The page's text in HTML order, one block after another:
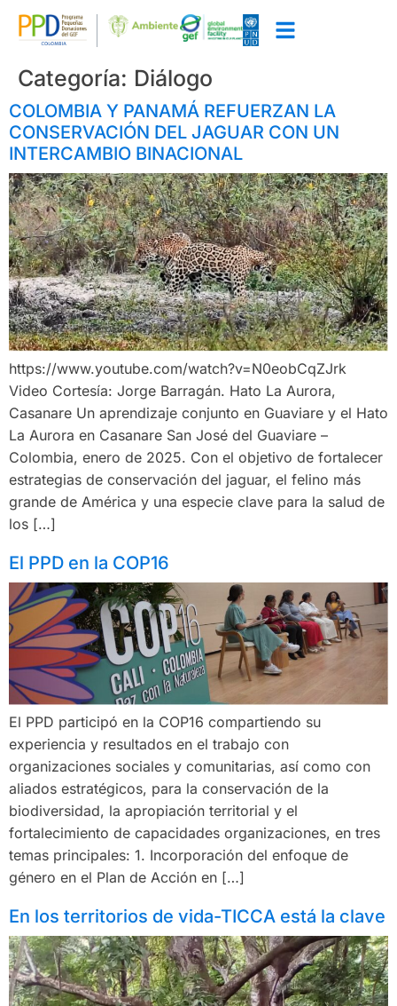
Categoría: Diálogo
COLOMBIA Y PANAMÁ REFUERZAN LA
CONSERVACIÓN DEL JAGUAR CON UN
INTERCAMBIO BINACIONAL
https://www.youtube.com/watch?v=N0eobCqZJrk
Video Cortesía: Jorge Barragán. Hato La Aurora,
Casanare Un aprendizaje conjunto en Guaviare y el Hato
La Aurora en Casanare San José del Guaviare –
Colombia, enero de 2025. Con el objetivo de fortalecer
estrategias de conservación del jaguar, el felino más
grande de América y una especie clave para la salud de
los […]
El PPD en la COP16
El PPD participó en la COP16 compartiendo su
experiencia y resultados en el trabajo con
organizaciones sociales y comunitarias, así como con
aliados estratégicos, para la conservación de la
biodiversidad, la apropiación territorial y el
fortalecimiento de capacidades organizaciones, en tres
temas principales: 1. Incorporación del enfoque de
género en el Plan de Acción en […]
En los territorios de vida-TICCA está la clave